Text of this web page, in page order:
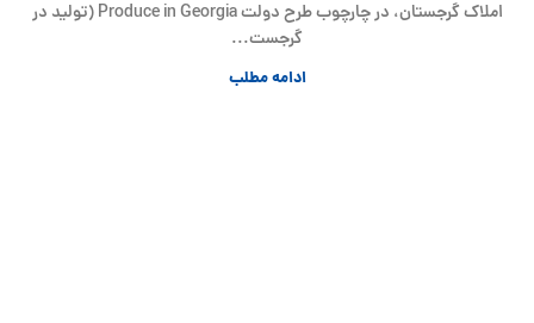
املاک گرجستان، در چارچوب طرح دولت Produce in Georgia (تولید در
گرجست...
ادامه مطلب